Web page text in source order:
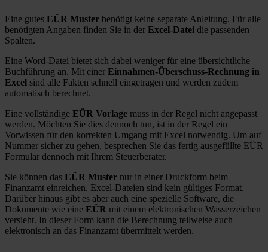
Eine gutes EÜR Muster benötigt keine separate Anleitung. Für alle
benötigten Angaben finden Sie in der Excel-Datei die passenden
Spalten.
Eine Word-Datei bietet sich dabei weniger für eine übersichtliche
Buchführung an. Mit einer Einnahmen-Überschuss-Rechnung in
Excel sind alle Fakten schnell eingetragen und werden zudem
automatisch berechnet.
Eine vollständige EÜR Vorlage muss in der Regel nicht angepasst
werden. Möchten Sie dies dennoch tun, ist in der Regel ein
Vorwissen für den korrekten Umgang mit Excel notwendig. Um auf
Nummer sicher zu gehen, besprechen Sie das fertig ausgefüllte EÜR
Formular dennoch mit Ihrem Steuerberater.
Sie können das EÜR Muster nur in einer Druckform beim
Finanzamt einreichen. Excel-Dateien sind kein gültiges Format.
Darüber hinaus gibt es aber auch eine spezielle Software, die
Dokumente wie eine EÜR mit einem elektronischen Wasserzeichen
versieht. In dieser Form kann die Berechnung teilweise auch
elektronisch an das Finanzamt übermittelt werden.